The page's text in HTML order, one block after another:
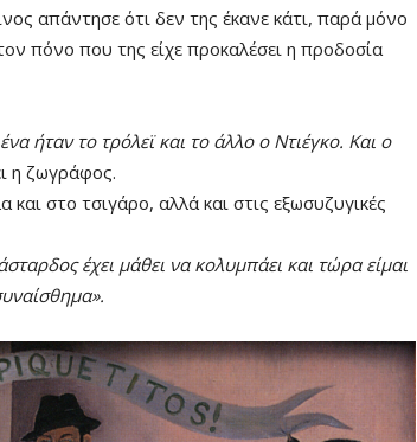
απάντησε ότι δεν της έκανε κάτι, παρά μόνο
πόνο που της είχε προκαλέσει η προδοσία
ήταν το τρόλεϊ και το άλλο ο Ντιέγκο. Και ο
η ζωγράφος.
στο τσιγάρο, αλλά και στις εξωσυζυγικές
έχει μάθει να κολυμπάει και τώρα είμαι